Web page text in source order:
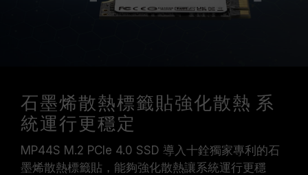
石墨烯散熱標籤貼強化散熱 系
統運行更穩定
MP44S M.2 PCIe 4.0 SSD 導入十銓獨家專利的石
墨烯散熱標籤貼，能夠強化散熱讓系統運行更穩